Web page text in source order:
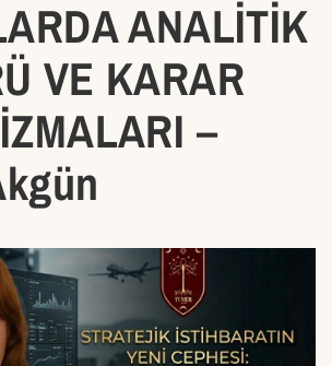
ANALİTİK
VE KARAR
–